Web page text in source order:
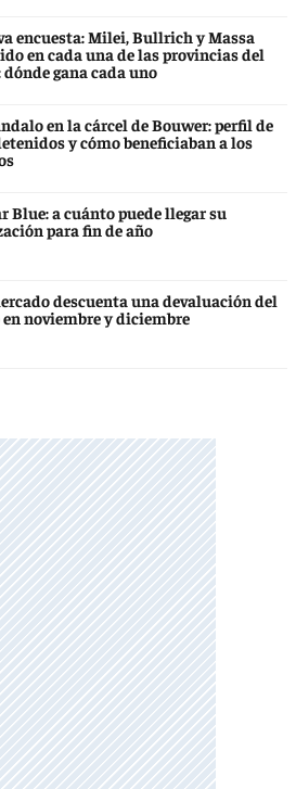
encuesta: Milei, Bullrich y Massa
en cada una de las provincias del
dónde gana cada uno
en la cárcel de Bouwer: perfil de
y cómo beneficiaban a los
Blue: a cuánto puede llegar su
para fin de año
descuenta una devaluación del
en noviembre y diciembre